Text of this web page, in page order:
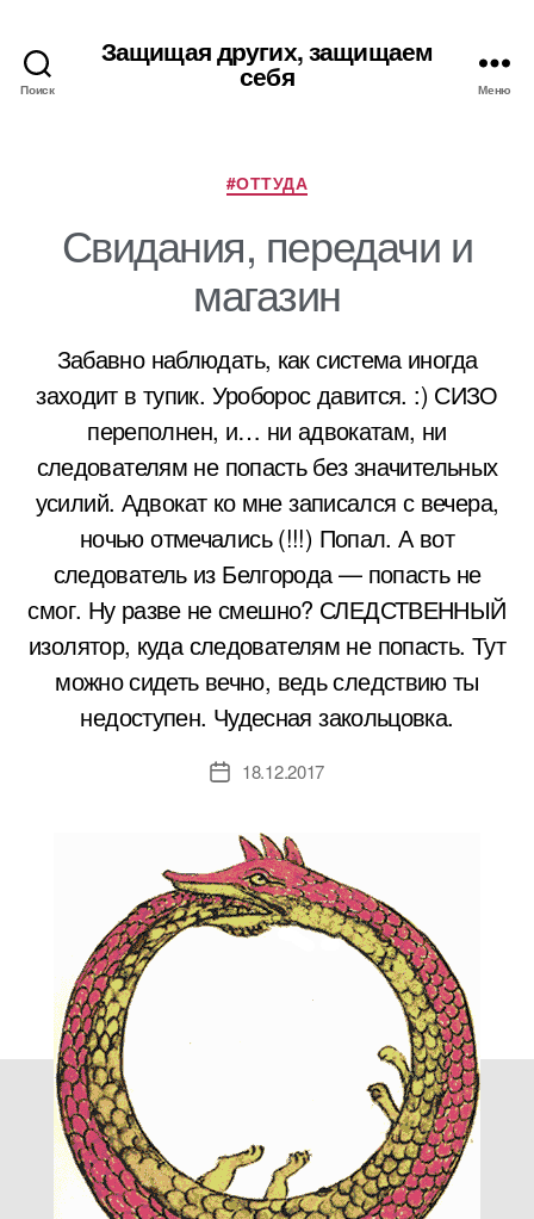
Поиск
Защищая других, защищаем
себя Меню
Рубрики
#ОТТУДА
Свидания, передачи и
магазин
Забавно наблюдать, как система иногда
заходит в тупик. Уроборос давится. :) СИЗО
переполнен, и… ни адвокатам, ни
следователям не попасть без значительных
усилий. Адвокат ко мне записался с вечера,
ночью отмечались (!!!) Попал. А вот
следователь из Белгорода — попасть не
смог. Ну разве не смешно? СЛЕДСТВЕННЫЙ
изолятор, куда следователям не попасть. Тут
можно сидеть вечно, ведь следствию ты
недоступен. Чудесная закольцовка.
Дата18.12.2017